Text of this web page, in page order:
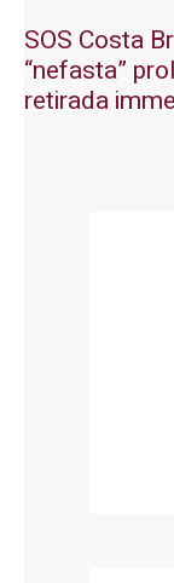
SOS Costa
“nefasta”
retirada